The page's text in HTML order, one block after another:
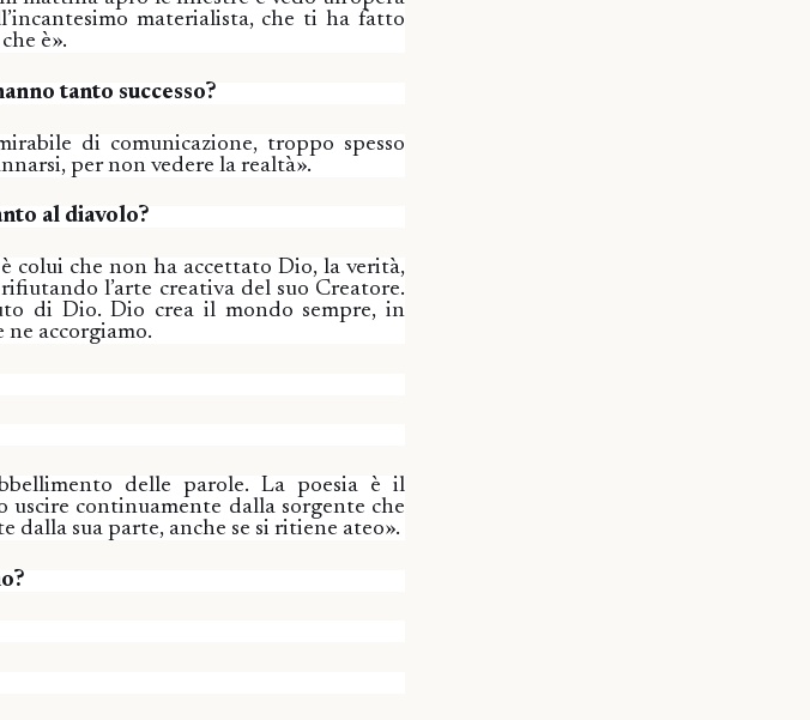
materialista, che ti ha fatto
è».
tanto successo?
di comunicazione, troppo spesso
per non vedere la realtà».
al diavolo?
colui che non ha accettato Dio, la verità,
l’arte creativa del suo Creatore.
di Dio. Dio crea il mondo sempre, in
ne accorgiamo.
delle parole. La poesia è il
uscire continuamente dalla sorgente che
dalla sua parte, anche se si ritiene ateo».